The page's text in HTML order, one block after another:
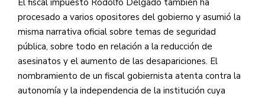
El fiscal impuesto Rodolfo Delgado también ha
procesado a varios opositores del gobierno y asumió la
misma narrativa oficial sobre temas de seguridad
pública, sobre todo en relación a la reducción de
asesinatos y el aumento de las desapariciones. El
nombramiento de un fiscal gobiernista atenta contra la
autonomía y la independencia de la institución cuya